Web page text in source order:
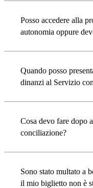
Posso accedere alla
autonomia oppure
Quando posso
dinanzi al Servizio
Cosa devo fare dopo
conciliazione?
Sono stato multato a
il mio biglietto non è